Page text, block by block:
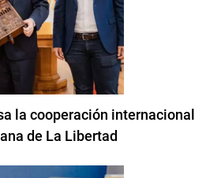
la cooperación internacional
de La Libertad